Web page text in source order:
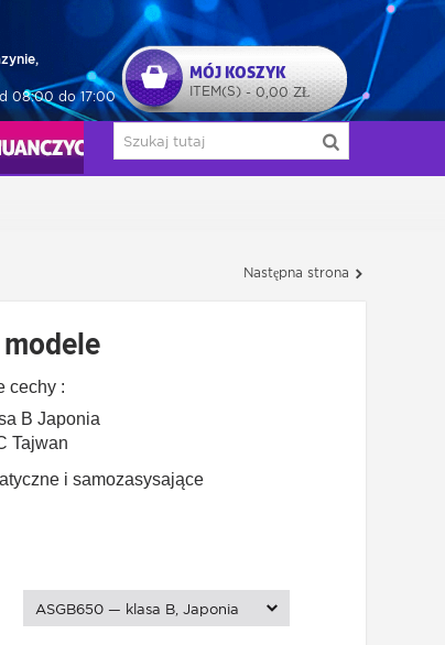
MÓJ KOSZYK
ITEM(S) - 0,00 ZŁ
08:00 do 17:00
Następna strona
cechy :
B Japonia
Tajwan
i samozasysające
ASGB650 — klasa B, Japonia